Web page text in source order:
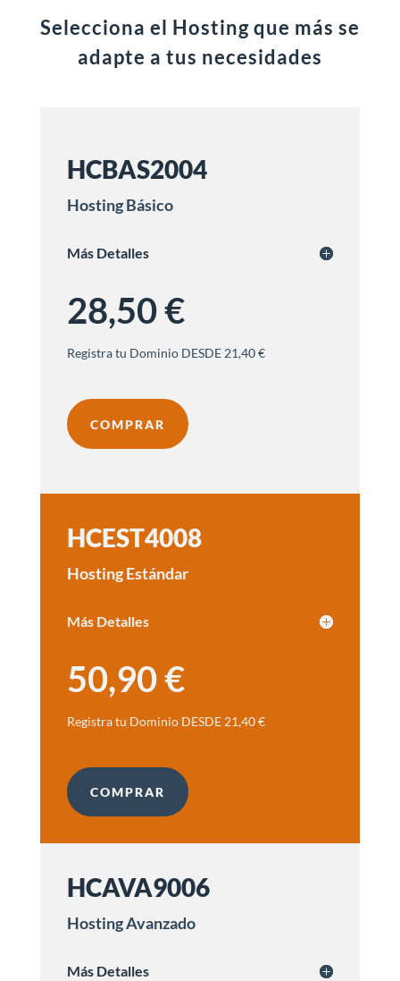
Selecciona el Hosting que más se
adapte a tus necesidades
HCBAS2004
Hosting Básico
Más Detalles
28,50 €
Registra tu Dominio DESDE 21,40 €
COMPRAR
HCEST4008
Hosting Estándar
Más Detalles
50,90 €
Registra tu Dominio DESDE 21,40 €
COMPRAR
HCAVA9006
Hosting Avanzado
Más Detalles